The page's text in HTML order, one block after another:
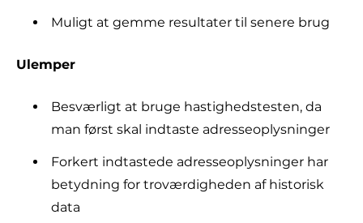
Muligt at gemme resultater til senere brug
Ulemper
Besværligt at bruge hastighedstesten, da
man først skal indtaste adresseoplysninger
Forkert indtastede adresseoplysninger har
betydning for troværdigheden af historisk
data